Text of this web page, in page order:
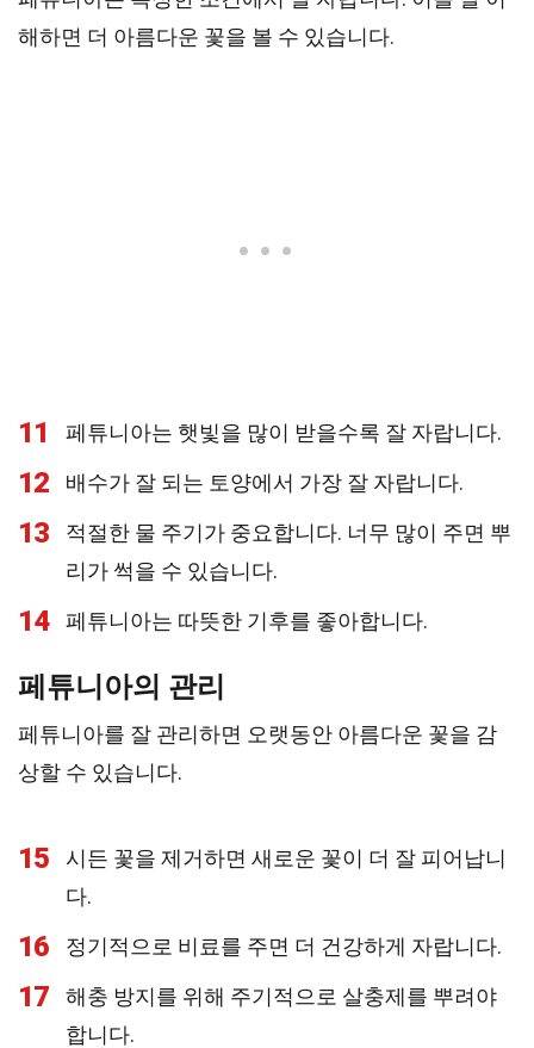
해하면 더 아름다운 꽃을 볼 수 있습니다.
11 페튜니아는 햇빛을 많이 받을수록 잘 자랍니다.
12 배수가 잘 되는 토양에서 가장 잘 자랍니다.
13
적절한 물 주기가 중요합니다. 너무 많이 주면 뿌
리가 썩을 수 있습니다.
14 페튜니아는 따뜻한 기후를 좋아합니다.
페튜니아의 관리
페튜니아를 잘 관리하면 오랫동안 아름다운 꽃을 감
상할 수 있습니다.
15
시든 꽃을 제거하면 새로운 꽃이 더 잘 피어납니
다.
16 정기적으로 비료를 주면 더 건강하게 자랍니다.
17
해충 방지를 위해 주기적으로 살충제를 뿌려야
합니다.